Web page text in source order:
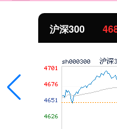
0.83%